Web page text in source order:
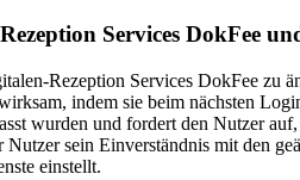
Services DokFee
Rezeption Services DokFee zu
indem sie beim nächsten
wurden und fordert den Nutzer
sein Einverständnis mit den
einstellt.